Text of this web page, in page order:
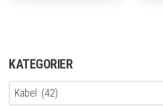
KATEGORIER
Kabel (42)